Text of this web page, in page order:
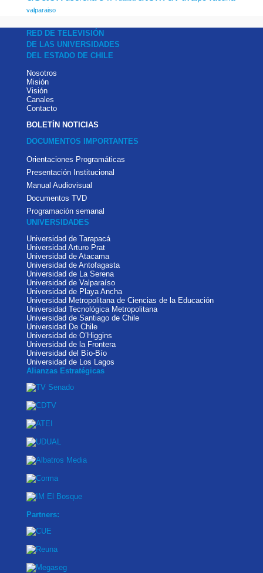
valparaiso
RED DE TELEVISIÓN
DE LAS UNIVERSIDADES
DEL ESTADO DE CHILE
Nosotros
Misión
Visión
Canales
Contacto
BOLETÍN NOTICIAS
DOCUMENTOS IMPORTANTES
Orientaciones Programáticas
Presentación Institucional
Manual Audiovisual
Documentos TVD
Programación semanal
UNIVERSIDADES
Universidad de Tarapacá
Universidad Arturo Prat
Universidad de Atacama
Universidad de Antofagasta
Universidad de La Serena
Universidad de Valparaíso
Universidad de Playa Ancha
Universidad Metropolitana de Ciencias de la Educación
Universidad Tecnológica Metropolitana
Universidad de Santiago de Chile
Universidad De Chile
Universidad de O’Higgins
Universidad de la Frontera
Universidad del Bío-Bío
Universidad de Los Lagos
Alianzas Estratégicas
Partners: